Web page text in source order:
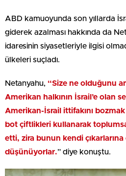
ABD kamuoyunda son yıllarda
giderek azalması hakkında da
idaresinin siyasetleriyle ilgisi
ülkeleri suçladı.
Netanyahu, “Size ne olduğunu
Amerikan halkının İsrail’e olan
Amerikan-İsrail ittifakını
bot çiftlikleri kullanarak
etti, zira bunun kendi
düşünüyorlar.” diye konuştu.